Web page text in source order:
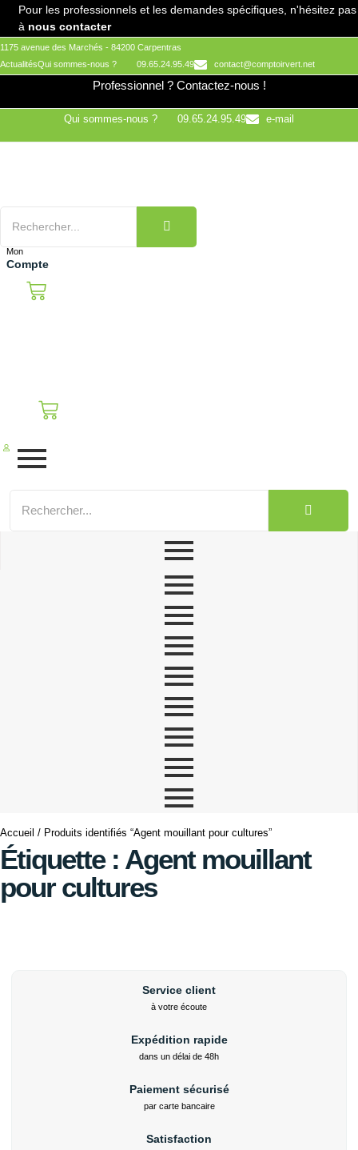
Aller
contenu
Pour les professionnels et les demandes spécifiques, n'hésitez pas
à nous contacter
1175 avenue des Marchés - 84200 Carpentras
ActualitésQui sommes-nous ? 09.65.24.95.49 contact@comptoirvert.net
Professionnel ? Contactez-nous !
Qui sommes-nous ? 09.65.24.95.49 e-mail
Mon
Compte
Accueil / Produits identifiés “Agent mouillant pour cultures”
Étiquette : Agent mouillant
pour cultures
Service client
à votre écoute
Expédition rapide
dans un délai de 48h
Paiement sécurisé
par carte bancaire
Satisfaction